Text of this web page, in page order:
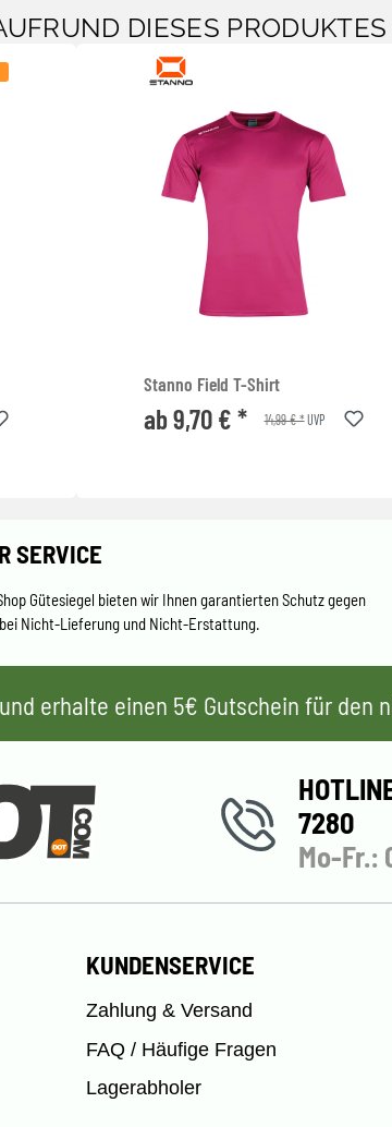
DIESES
Stanno Field T-Shirt
ab 9,70 € * 14,99 € *UVP
SERVICE
Gütesiegel bieten wir Ihnen garantierten Schutz gegen
Nicht-Lieferung und Nicht-Erstattung.
erhalte einen 5€ Gutschein für den
7280
Mo-Fr.:
KUNDENSERVICE
Zahlung & Versand
FAQ / Häufige Fragen
Lagerabholer